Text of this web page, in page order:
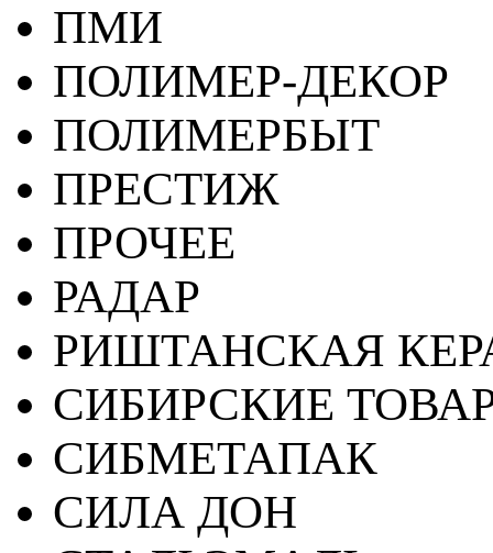
ПМИ
ПОЛИМЕР-ДЕКОР
ПОЛИМЕРБЫТ
ПРЕСТИЖ
ПРОЧЕЕ
РАДАР
РИШТАНСКАЯ
СИБИРСКИЕ
СИБМЕТАПАК
СИЛА ДОН